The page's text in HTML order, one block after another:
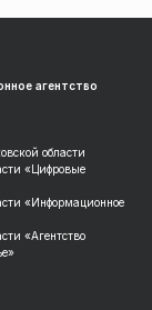
агентство
области
«Цифровые
«Информационное
«Агентство